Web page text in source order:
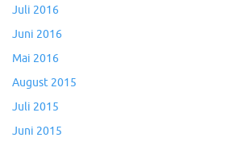
Juli 2016
Juni 2016
Mai 2016
August 2015
Juli 2015
Juni 2015